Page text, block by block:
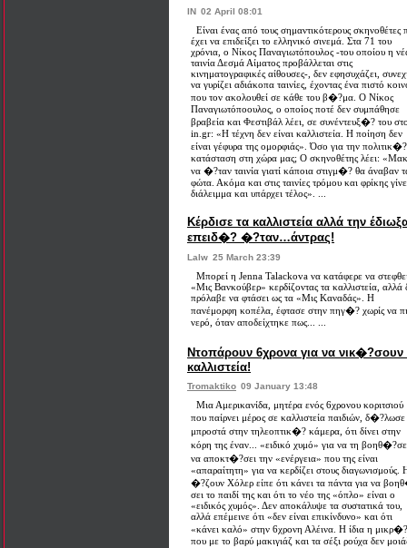
IN 02 April 08:01
Είναι ένας από τους σημαντικότερους σκηνοθέτες
έχει να επιδείξει το ελληνικό σινεμά. Στα 71 του
χρόνια, ο Νίκος Παναγιωτόπουλος -του οποίου η
ταινία Δεσμά Αίματος προβάλλεται στις
κινηματογραφικές αίθουσες-, δεν εφησυχάζει,
να γυρίζει αδιάκοπα ταινίες, έχοντας ένα πιστό
που τον ακολουθεί σε κάθε του β�?μα. O Νίκος
Παναγιωτόποουλος, ο οποίος ποτέ δεν συμπάθησε
βραβεία και Φεστιβάλ λέει, σε συνέντευξ�? του
in.gr: «Η τέχνη δεν είναι καλλιστεία. Η ποίηση δεν
είναι γέφυρα της ομορφιάς». Όσο για την πολιτικ�?
κατάσταση στη χώρα μας; Ο σκηνοθέτης λέει:
να �?ταν ταινία γιατί κάποια στιγμ�? θα άναβαν
φώτα. Ακόμα και στις ταινίες τρόμου και φρίκης
διάλειμμα και υπάρχει τέλος». ...
Κέρδισε τα καλλιστεία αλλά την
επειδ�? �?ταν…άντρας!
Lalw 25 March 23:39
Μπορεί η Jenna Talackova να κατάφερε να
«Μις Βανκούβερ» κερδίζοντας τα καλλιστεία, αλλά
πρόλαβε να φτάσει ως τα «Μις Καναδάς». Η
πανέμορφη κοπέλα, έφτασε στην πηγ�? χωρίς να
νερό, όταν αποδείχτηκε πως... ...
Ντοπάρουν 6χρονα για να νικ�?σουν
καλλιστεία!
Tromaktiko 09 January 13:48
Μια Αμερικανίδα, μητέρα ενός 6χρονου κοριτσιού
που παίρνει μέρος σε καλλιστεία παιδιών, δ�?λωσε
μπροστά στην τηλεοπτικ�? κάμερα, ότι δίνει στην
κόρη της έναν... «ειδικό χυμό» για να τη
να αποκτ�?σει την «ενέργεια» που της είναι
«απαραίτητη» για να κερδίζει στους διαγωνισμούς.
�?ζουν Χόλερ είπε ότι κάνει τα πάντα για να
σει το παιδί της και ότι το νέο της «όπλο» είναι ο
«ειδικός χυμός». Δεν αποκάλυψε τα συστατικά του,
αλλά επέμεινε ότι «δεν είναι επικίνδυνο» και ότι
«κάνει καλό» στην 6χρονη Αλέινα. Η ίδια η
που με το βαρύ μακιγιάζ και τα σέξι ρούχα δεν